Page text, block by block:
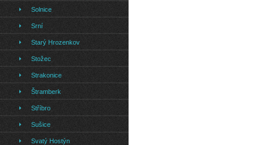
Solnice
Srní
Starý Hrozenkov
Stožec
Strakonice
Štramberk
Stříbro
Sušice
Svatý Hostýn